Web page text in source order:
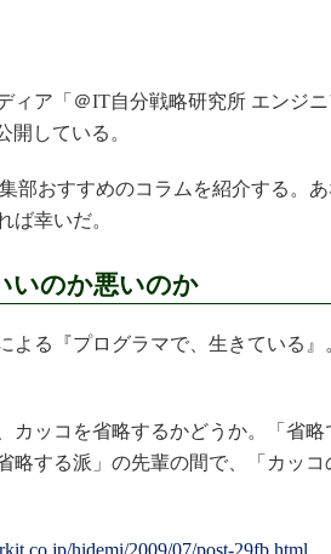
ア「＠IT自分戦略研究所 エンジニ
開している。
部おすすめのコラムを紹介する。
ば幸いだ。
いのか悪いのか
よる『プログラマで、生きている
ッコを省略するかどうか。「省略
略する派」の先輩の間で、「カッコ